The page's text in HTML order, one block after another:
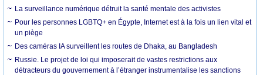
La surveillance numérique détruit la santé mentale des activistes
Pour les personnes LGBTQ+ en Égypte, Internet est à la fois un lien vital et
un piège
Des caméras IA surveillent les routes de Dhaka, au Bangladesh
Russie. Le projet de loi qui imposerait de vastes restrictions aux
détracteurs du gouvernement à l’étranger instrumentalise les sanctions